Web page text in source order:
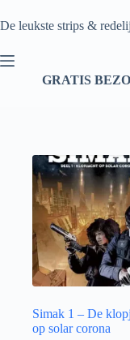
naar
De leukste strips &
GRATIS
Simak 1 – De
op solar corona